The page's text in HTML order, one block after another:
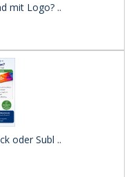
mit Logo? ..
oder Subl ..